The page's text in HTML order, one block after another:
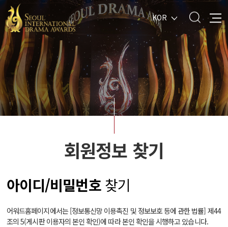
KOR
회원정보 찾기
아이디/비밀번호찾기
어워드홈페이지에서는 [정보통신망 이용촉진 및 정보보호 등에 관한 법률] 제44
조의 5(게시판 이용자의 본인 확인)에 따라 본인 확인을 시행하고 있습니다.